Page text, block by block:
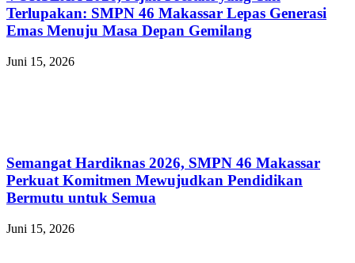
Terlupakan: SMPN 46 Makassar Lepas Generasi
Emas Menuju Masa Depan Gemilang
Juni 15, 2026
Semangat Hardiknas 2026, SMPN 46 Makassar
Perkuat Komitmen Mewujudkan Pendidikan
Bermutu untuk Semua
Juni 15, 2026